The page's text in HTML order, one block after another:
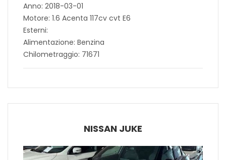
Anno: 2018-03-01
Motore: 1.6 Acenta 117cv cvt E6
Esterni:
Alimentazione: Benzina
Chilometraggio: 71671
NISSAN JUKE